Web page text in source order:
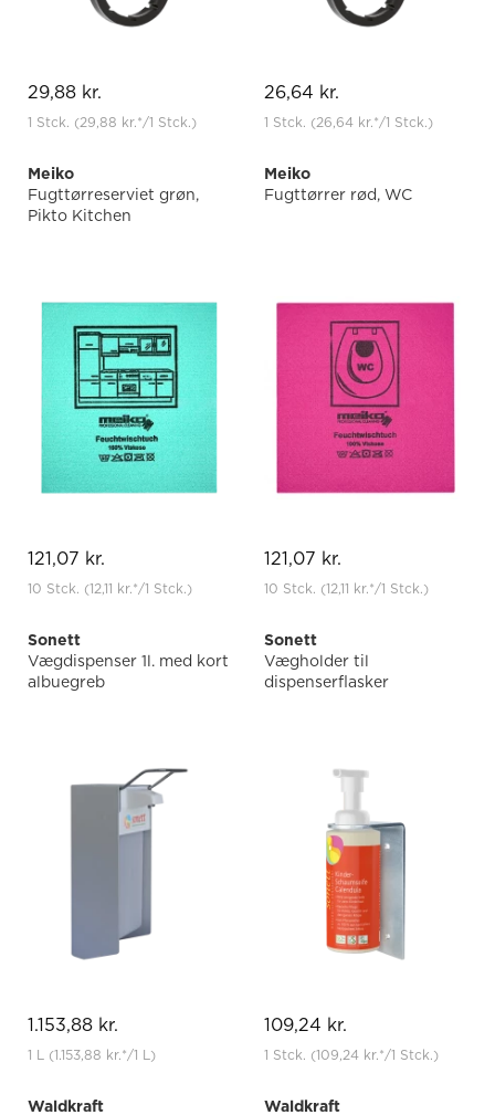
29,88 kr.
1 Stck. (29,88 kr.*/1 Stck.)
26,64 kr.
1 Stck. (26,64 kr.*/1 Stck.)
Meiko
Fugttørreserviet grøn,
Pikto Kitchen
121,07 kr.
10 Stck. (12,11 kr.*/1 Stck.)
Meiko
Fugttørrer rød, WC
121,07 kr.
10 Stck. (12,11 kr.*/1 Stck.)
Sonett
Vægdispenser 1l. med kort
albuegreb
1.153,88 kr.
1 L (1.153,88 kr.*/1 L)
Sonett
Vægholder til
dispenserflasker
109,24 kr.
1 Stck. (109,24 kr.*/1 Stck.)
Waldkraft Waldkraft